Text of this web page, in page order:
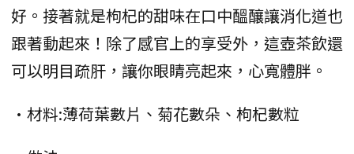
好。接著就是枸杞的甜味在口中醞釀讓消化道也
跟著動起來！除了感官上的享受外，這壺茶飲還
可以明目疏肝，讓你眼睛亮起來，心寬體胖。
•材料:薄荷葉數片、菊花數朵、枸杞數粒